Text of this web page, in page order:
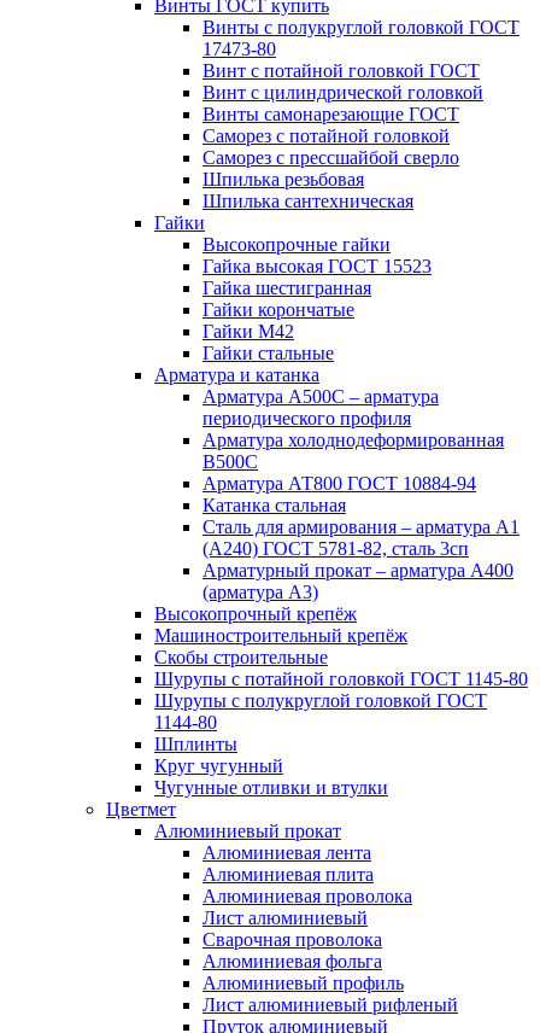
Винты ГОСТ купить
Винты с полукруглой головкой ГОСТ
17473-80
Винт с потайной головкой ГОСТ
Винт с цилиндрической головкой
Винты самонарезающие ГОСТ
Саморез с потайной головкой
Саморез с прессшайбой сверло
Шпилька резьбовая
Шпилька сантехническая
Гайки
Высокопрочные гайки
Гайка высокая ГОСТ 15523
Гайка шестигранная
Гайки корончатые
Гайки М42
Гайки стальные
Арматура и катанка
Арматура А500С – арматура
периодического профиля
Арматура холоднодеформированная
В500С
Арматура АТ800 ГОСТ 10884-94
Катанка стальная
Сталь для армирования – арматура А1
(А240) ГОСТ 5781-82, сталь 3сп
Арматурный прокат – арматура А400
(арматура А3)
Высокопрочный крепёж
Машиностроительный крепёж
Скобы строительные
Шурупы с потайной головкой ГОСТ 1145-80
Шурупы с полукруглой головкой ГОСТ
1144-80
Шплинты
Круг чугунный
Чугунные отливки и втулки
Цветмет
Алюминиевый прокат
Алюминиевая лента
Алюминиевая плита
Алюминиевая проволока
Лист алюминиевый
Сварочная проволока
Алюминиевая фольга
Алюминиевый профиль
Лист алюминиевый рифленый
Пруток алюминиевый